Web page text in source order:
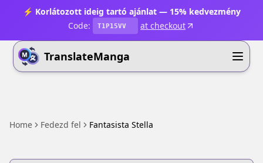
⚡ Korlátozott ideig tartó ajánlat — 15% kedvezmény
Code:
T1P15VV at checkout
TranslateManga
Home Fedezd fel Fantasista Stella